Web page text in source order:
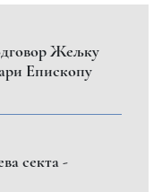
Жељку
Епископу
секта -